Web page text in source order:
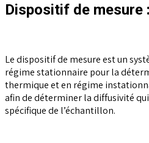
Dispositif de mesure :
Le dispositif de mesure est un
régime stationnaire pour la
thermique et en régime
afin de déterminer la diffusivité
spécifique de l’échantillon.